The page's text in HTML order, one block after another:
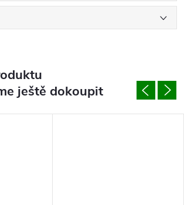
ještě dokoupit